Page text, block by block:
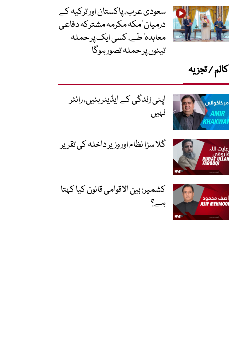
سعودی عرب، پاکستان اور ترکیہ کے
درمیان ’مکہ مکرمہ مشترکہ دفاعی
معاہدہ‘ طے، کسی ایک پر حملہ
تینوں پر حملہ تصور ہوگا
کالم / تجزیہ
اپنی زندگی کے ایڈیٹر بنیں، رائٹر
نہیں
گلا سڑا نظام اور وزیر داخلہ کی تقریر
کشمیر: بین الاقوامی قانون کیا کہتا
ہے؟